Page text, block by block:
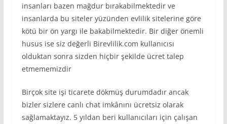
insanları bazen mağdur bırakabilmektedir ve
insanlarda bu siteler yüzünden evlilik sitelerine göre
kötü bir ön yargı ile bakabilmektedir. Bir diğer önemli
husus ise siz değerli Birevlilik.com kullanıcısı
olduktan sonra sizden hiçbir şekilde ücret talep
etmememizdir
Birçok site işi ticarete dökmüş durumdadır ancak
bizler sizlere canlı chat imkânını ücretsiz olarak
sağlamaktayız. 5 yıldan beri kullanıcıları için çalışan